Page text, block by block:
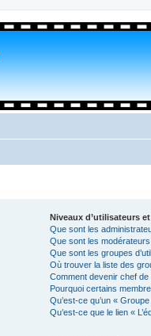
Niveaux d’utilisateurs
Que sont les
Que sont les
Que sont les groupes
Où trouver la liste des
Comment devenir chef de
Pourquoi certains
Qu’est-ce qu’un «
Qu’est-ce que le lien «